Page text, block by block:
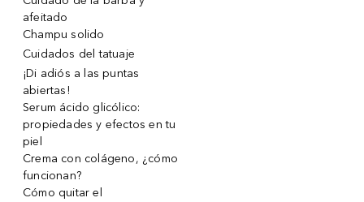
afeitado
Champu solido
Cuidados del tatuaje
¡Di adiós a las puntas
abiertas!
Serum ácido glicólico:
propiedades y efectos en tu
piel
Crema con colágeno, ¿cómo
funcionan?
Cómo quitar el